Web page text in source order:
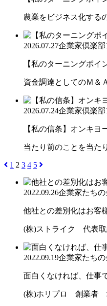
農業をビジネス化する
2026.07.27企業家倶楽
【私のターニングポ
資金調達としてのＭ＆
2026.07.24企業家倶楽
【私の信条】オンキ
当たり前のことを当た
1 2 3 4 5
2022.09.26企業家たち
他社との差別化はお客
(株)ストライク 代表
2022.09.19企業家たち
面白くなければ、仕事
(株)ホリプロ 創業者